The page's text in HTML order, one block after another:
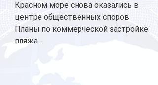
Красном море снова оказались в
центре общественных споров.
Планы по коммерческой застройке
пляжа...